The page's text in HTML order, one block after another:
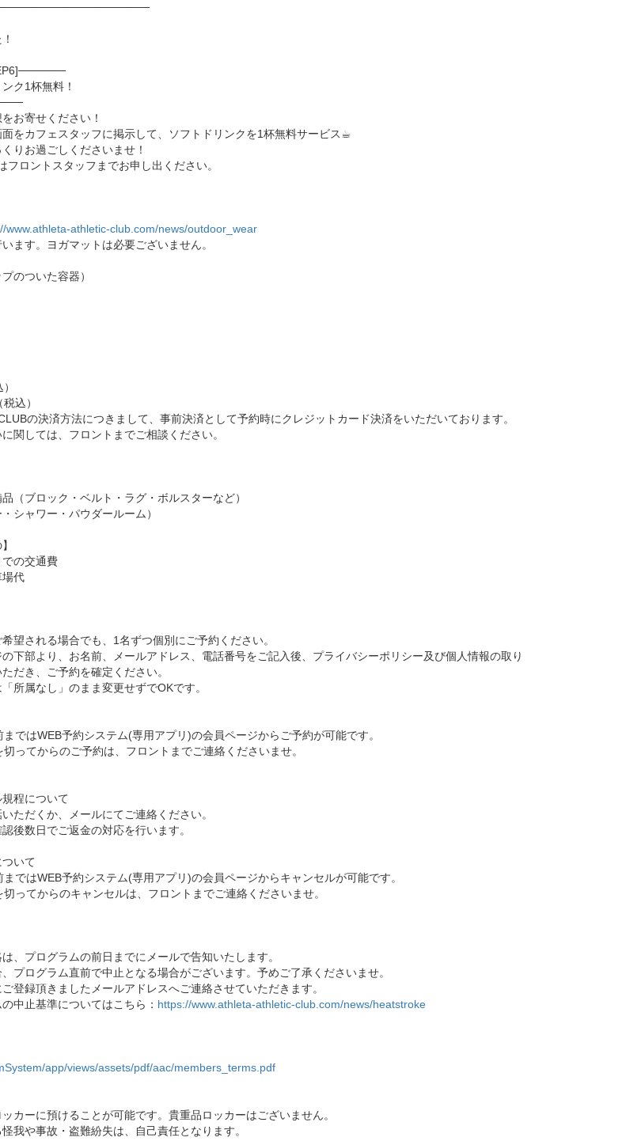
ク1杯無料！
お寄せください！
をカフェスタッフに掲示して、ソフトドリンクを1杯無料サービス☕︎
りお過ごしくださいませ！
ロントスタッフまでお申し出ください。
www.athleta-athletic-club.com/news/outdoor_wear
ます。ヨガマットは必要ございません。
のついた容器）
込）
の決済方法につきまして、事前決済として予約時にクレジットカード決済をいただいております。
関しては、フロントまでご相談ください。
（ブロック・ベルト・ラグ・ボルスターなど）
シャワー・パウダールーム）
での交通費
場代
望される場合でも、1名ずつ個別にご予約ください。
の下部より、お名前、メールアドレス、電話番号をご記入後、プライバシーポリシー及び個人情報の取り
だき、ご予約を確定ください。
所属なし」のまま変更せずでOKです。
まではWEB予約システム(専用アプリ)の会員ページからご予約が可能です。
切ってからのご予約は、フロントまでご連絡くださいませ。
程について
ただくか、メールにてご連絡ください。
後数日でご返金の対応を行います。
いて
まではWEB予約システム(専用アプリ)の会員ページからキャンセルが可能です。
切ってからのキャンセルは、フロントまでご連絡くださいませ。
、プログラムの前日までにメールで告知いたします。
プログラム直前で中止となる場合がございます。予めご了承くださいませ。
登録頂きましたメールアドレスへご連絡させていただきます。
中止基準についてはこちら： https://www.athleta-athletic-club.com/news/heatstroke
app/views/assets/pdf/aac/members_terms.pdf
カーに預けることが可能です。貴重品ロッカーはございません。
我や事故・盗難紛失は、自己責任となります。